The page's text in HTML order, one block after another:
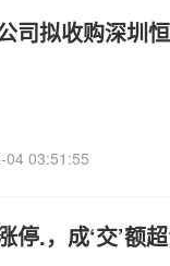
司拟收购深圳
04 03:51:55
停.，成‘交’额